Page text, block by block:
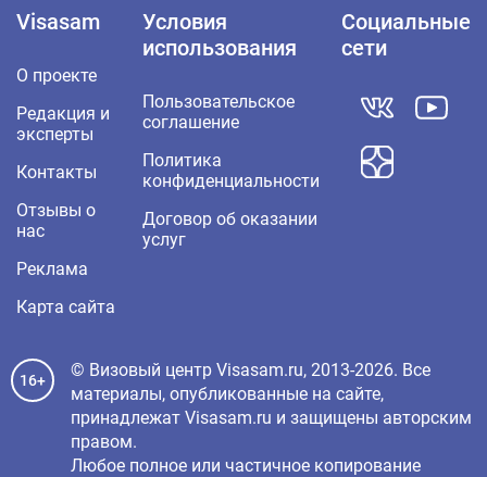
Visasam
О проекте
Редакция и
эксперты
Контакты
Отзывы о
нас
Реклама
Карта сайта
Условия
использования
Пользовательское
соглашение
Политика
конфиденциальности
Договор об оказании
услуг
Социальные
сети
16+
© Визовый центр Visasam.ru, 2013-2026. Все
материалы, опубликованные на сайте,
принадлежат Visasam.ru и защищены авторским
правом.
Любое полное или частичное копирование